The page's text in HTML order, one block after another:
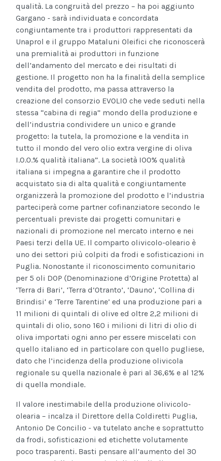
qualità. La congruità del prezzo – ha poi aggiunto
Gargano - sarà individuata e concordata
congiuntamente tra i produttori rappresentati da
Unaprol e il gruppo Mataluni Oleifici che riconoscerà
una premialità ai produttori in funzione
dell’andamento del mercato e dei risultati di
gestione. Il progetto non ha la finalità della semplice
vendita del prodotto, ma passa attraverso la
creazione del consorzio EVOLIO che vede seduti nella
stessa “cabina di regia” mondo della produzione e
dell’industria condividere un unico e grande
progetto: la tutela, la promozione e la vendita in
tutto il mondo del vero olio extra vergine di oliva
I.O.O.% qualità italiana”. La società IOO% qualità
italiana si impegna a garantire che il prodotto
acquistato sia di alta qualità e congiuntamente
organizzerà la promozione del prodotto e l’industria
parteciperà come partner cofinanziatore secondo le
percentuali previste dai progetti comunitari e
nazionali di promozione nel mercato interno e nei
Paesi terzi della UE. Il comparto olivicolo-oleario è
uno dei settori più colpiti da frodi e sofisticazioni in
Puglia. Nonostante il riconoscimento comunitario
per 5 oli DOP (Denominazione d’Origine Protetta) al
‘Terra di Bari’, ‘Terra d’Otranto’, ‘Dauno’, ‘Collina di
Brindisi’ e ‘Terre Tarentine’ ed una produzione pari a
11 milioni di quintali di olive ed oltre 2,2 milioni di
quintali di olio, sono 160 i milioni di litri di olio di
oliva importati ogni anno per essere miscelati con
quello italiano ed in particolare con quello pugliese,
dato che l’incidenza della produzione olivicola
regionale su quella nazionale è pari al 36,6% e al 12%
di quella mondiale.
Il valore inestimabile della produzione olivicolo-
olearia – incalza il Direttore della Coldiretti Puglia,
Antonio De Concilio - va tutelato anche e soprattutto
da frodi, sofisticazioni ed etichette volutamente
poco trasparenti. Basti pensare all’aumento del 30